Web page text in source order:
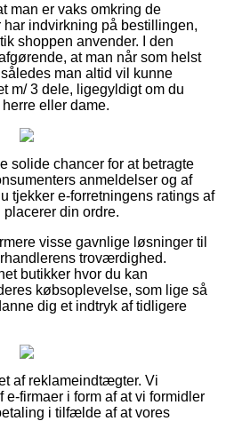
man er vaks omkring de
indvirkning på bestillingen,
shoppen anvender. I den
at man når som helst
man altid vil kunne
m/ 3 dele, ligegyldigt om du
eller dame.
solide chancer for at betragte
anmeldelser og af
tjekker e-forretningens ratings af
din ordre.
visse gavnlige løsninger til
troværdighed.
butikker hvor du kan
købsoplevelse, som lige så
dig et indtryk af tidligere
af reklameindtægter. Vi
e-firmaer i form af at vi formidler
i tilfælde af at vores